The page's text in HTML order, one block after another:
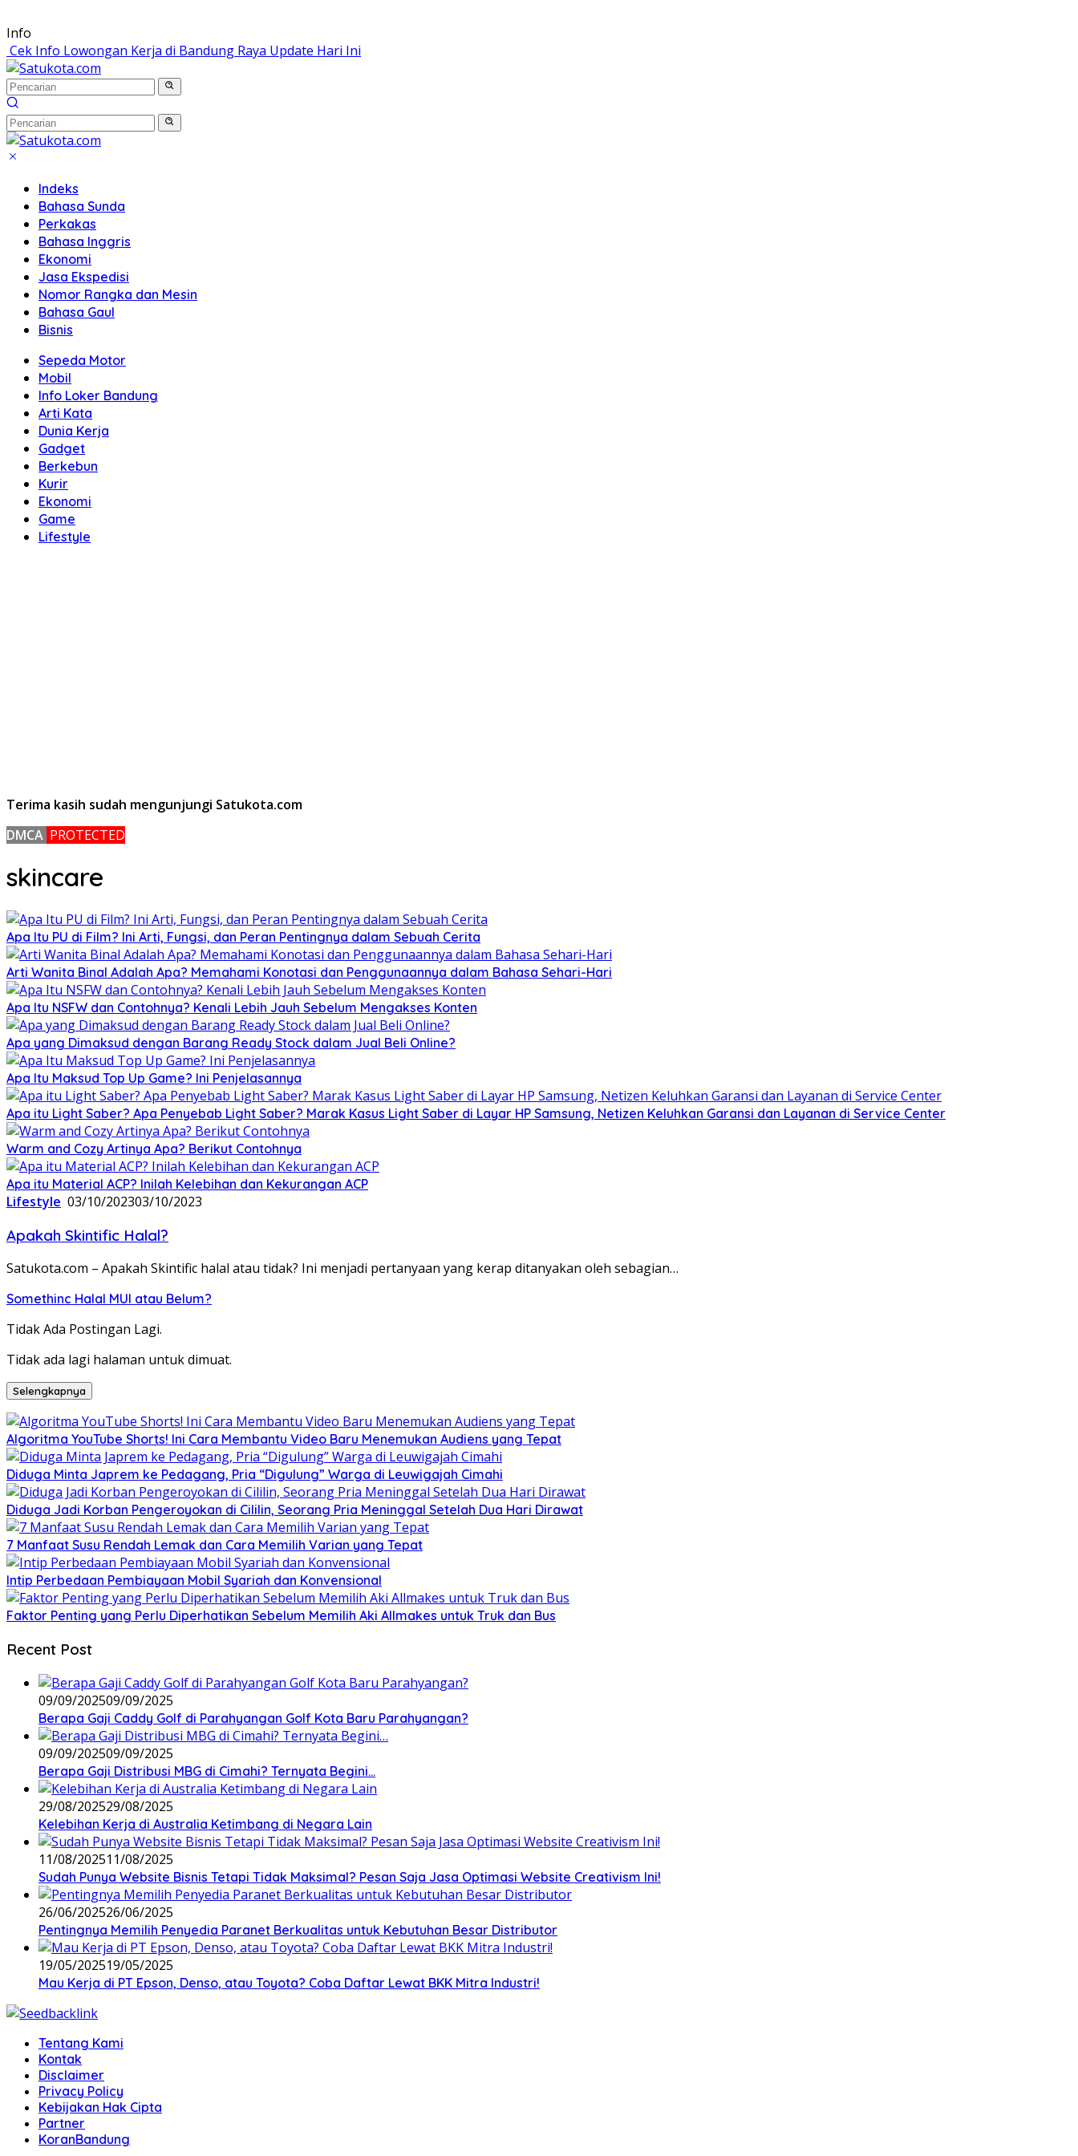
Langsung
ke
konten
Info
Cek Info Lowongan Kerja di Bandung Raya Update Hari Ini
Indeks
Bahasa Sunda
Perkakas
Bahasa Inggris
Ekonomi
Jasa Ekspedisi
Nomor Rangka dan Mesin
Bahasa Gaul
Bisnis
Sepeda Motor
Mobil
Info Loker Bandung
Arti Kata
Dunia Kerja
Gadget
Berkebun
Kurir
Ekonomi
Game
Lifestyle
Terima kasih sudah mengunjungi Satukota.com
DMCA PROTECTED
skincare
Apa Itu PU di Film? Ini Arti, Fungsi, dan Peran Pentingnya dalam Sebuah Cerita
Arti Wanita Binal Adalah Apa? Memahami Konotasi dan Penggunaannya dalam Bahasa Sehari-Hari
Apa Itu NSFW dan Contohnya? Kenali Lebih Jauh Sebelum Mengakses Konten
Apa yang Dimaksud dengan Barang Ready Stock dalam Jual Beli Online?
Apa Itu Maksud Top Up Game? Ini Penjelasannya
Apa itu Light Saber? Apa Penyebab Light Saber? Marak Kasus Light Saber di Layar HP Samsung, Netizen Keluhkan Garansi dan Layanan di Service Center
Warm and Cozy Artinya Apa? Berikut Contohnya
Apa itu Material ACP? Inilah Kelebihan dan Kekurangan ACP
Lifestyle 03/10/202303/10/2023
Apakah Skintific Halal?
Satukota.com – Apakah Skintific halal atau tidak? Ini menjadi pertanyaan yang kerap ditanyakan oleh sebagian…
Somethinc Halal MUI atau Belum?
Tidak Ada Postingan Lagi.
Tidak ada lagi halaman untuk dimuat.
Selengkapnya
Algoritma YouTube Shorts! Ini Cara Membantu Video Baru Menemukan Audiens yang Tepat
Diduga Minta Japrem ke Pedagang, Pria “Digulung” Warga di Leuwigajah Cimahi
Diduga Jadi Korban Pengeroyokan di Cililin, Seorang Pria Meninggal Setelah Dua Hari Dirawat
7 Manfaat Susu Rendah Lemak dan Cara Memilih Varian yang Tepat
Intip Perbedaan Pembiayaan Mobil Syariah dan Konvensional
Faktor Penting yang Perlu Diperhatikan Sebelum Memilih Aki Allmakes untuk Truk dan Bus
Recent Post
09/09/202509/09/2025
Berapa Gaji Caddy Golf di Parahyangan Golf Kota Baru Parahyangan?
09/09/202509/09/2025
Berapa Gaji Distribusi MBG di Cimahi? Ternyata Begini…
29/08/202529/08/2025
Kelebihan Kerja di Australia Ketimbang di Negara Lain
11/08/202511/08/2025
Sudah Punya Website Bisnis Tetapi Tidak Maksimal? Pesan Saja Jasa Optimasi Website Creativism Ini!
26/06/202526/06/2025
Pentingnya Memilih Penyedia Paranet Berkualitas untuk Kebutuhan Besar Distributor
19/05/202519/05/2025
Mau Kerja di PT Epson, Denso, atau Toyota? Coba Daftar Lewat BKK Mitra Industri!
Tentang Kami
Kontak
Disclaimer
Privacy Policy
Kebijakan Hak Cipta
Partner
KoranBandung